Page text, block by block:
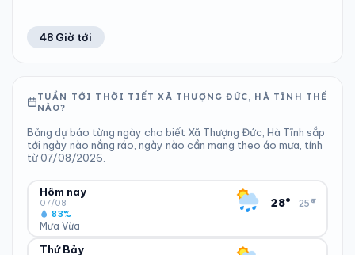
48 Giờ tới
TUẦN TỚI THỜI TIẾT XÃ THƯỢNG ĐỨC, HÀ TĨNH THẾ
NÀO?
Bảng dự báo từng ngày cho biết Xã Thượng Đức, Hà Tĩnh sắp
tới ngày nào nắng ráo, ngày nào cần mang theo áo mưa, tính
từ 07/08/2026.
Hôm nay
07/08
Mưa Vừa
83%
28° 25°
▾
ĐỘ ẨM
Thứ Bảy